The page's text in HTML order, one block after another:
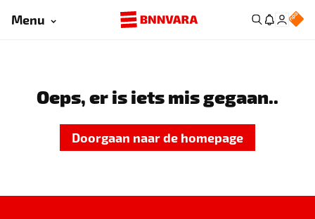
Menu
Oeps, er is iets mis gegaan..
Doorgaan naar de homepage